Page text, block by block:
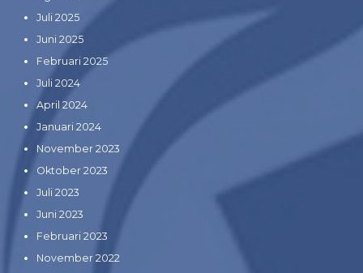
Juli 2025
Juni 2025
Februari 2025
Juli 2024
April 2024
Januari 2024
November 2023
Oktober 2023
Juli 2023
Juni 2023
Februari 2023
November 2022